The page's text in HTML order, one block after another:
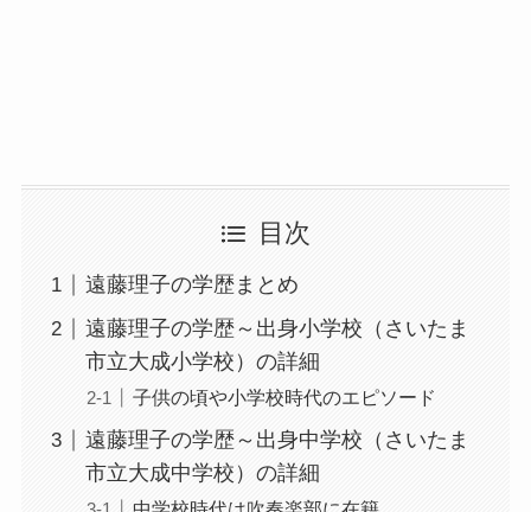
目次
遠藤理子の学歴まとめ
遠藤理子の学歴～出身小学校（さいたま
市立大成小学校）の詳細
子供の頃や小学校時代のエピソード
遠藤理子の学歴～出身中学校（さいたま
市立大成中学校）の詳細